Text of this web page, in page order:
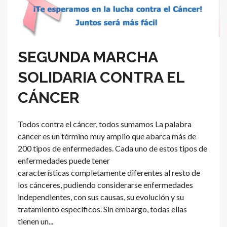
SEGUNDA MARCHA
SOLIDARIA CONTRA EL
CÁNCER
Todos contra el cáncer, todos sumamos La palabra
cáncer es un término muy amplio que abarca más de
200 tipos de enfermedades. Cada uno de estos tipos de
enfermedades puede tener
características completamente diferentes al resto de
los cánceres, pudiendo considerarse enfermedades
independientes, con sus causas, su evolución y su
tratamiento específicos. Sin embargo, todas ellas
tienen un...